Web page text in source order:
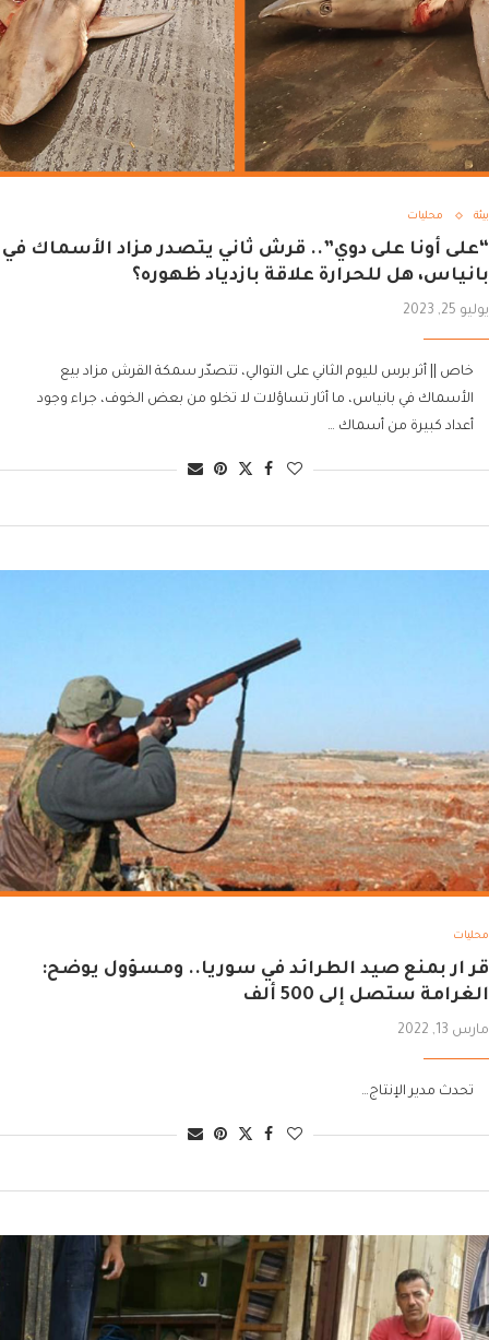
بيئة محليات
“على أونا على دوي”.. قرش ثاني يتصدر مزاد الأسماك في
بانياس، هل للحرارة علاقة بازدياد ظهوره؟
يوليو 25, 2023
خاص || أثر برس لليوم الثاني على التوالي، تتصدّر سمكة القرش مزاد بيع
الأسماك في بانياس، ما أثار تساؤلات لا تخلو من بعض الخوف، جراء وجود
أعداد كبيرة من أسماك …
محليات
قر ار بمنع صيد الطرائد في سوريا.. ومسؤول يوضح:
الغرامة ستصل إلى 500 ألف
مارس 13, 2022
تحدث مدير الإنتاج…